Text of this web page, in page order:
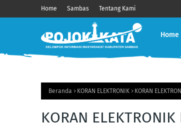
Home Sambas Tentang Kami
Home
Beranda KORAN ELEKTRONIK KORAN
KORAN